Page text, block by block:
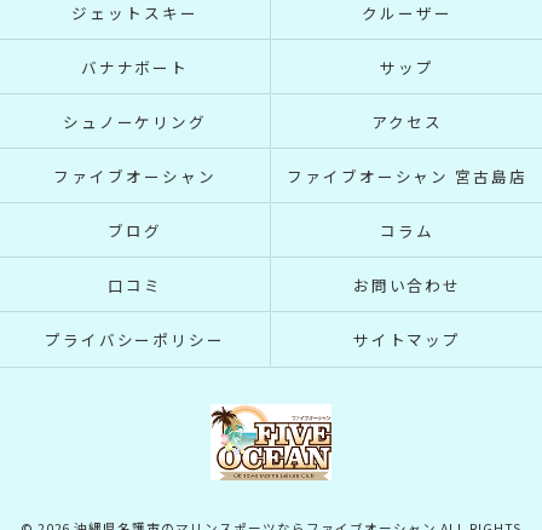
ジェットスキー クルーザー
バナナボート サップ
シュノーケリング アクセス
ファイブオーシャン ファイブオーシャン 宮古島店
ブログ コラム
口コミ お問い合わせ
プライバシーポリシー サイトマップ